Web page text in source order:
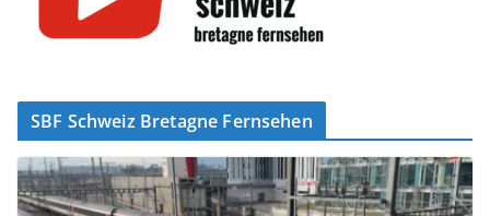
SBF Schweiz Bretagne Fernsehen